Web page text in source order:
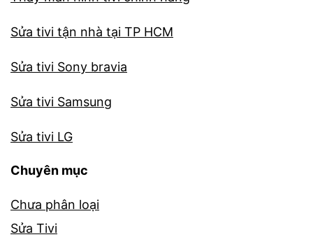
Sửa tivi tận nhà tại TP HCM
Sửa tivi Sony bravia
Sửa tivi Samsung
Sửa tivi LG
Chuyên mục
Chưa phân loại
Sửa Tivi